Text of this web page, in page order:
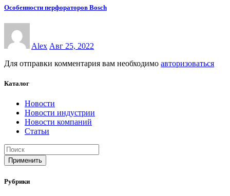
Особенности перфораторов Bosch
Alex Авг 25, 2022
Для отправки комментария вам необходимо авторизоваться
Каталог
Новости
Новости индустрии
Новости компаний
Статьи
Применить
Рубрики